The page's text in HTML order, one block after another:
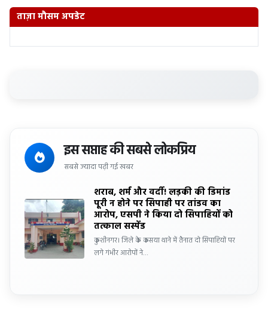
ताज़ा मौसम अपडेट
इस सप्ताह की सबसे लोकप्रिय
सबसे ज्यादा पढ़ी गई खबर
शराब, शर्म और वर्दी! लड़की की डिमांड
पूरी न होने पर सिपाही पर तांडव का
आरोप, एसपी ने किया दो सिपाहियों को
तत्काल सस्पेंड
कुशीनगर। जिले के कसया थाने में तैनात दो सिपाहियों पर
लगे गंभीर आरोपों ने…